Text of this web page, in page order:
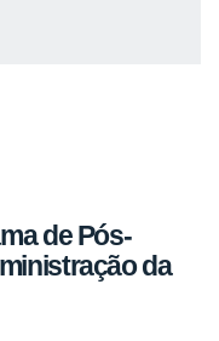
de Pós-
da